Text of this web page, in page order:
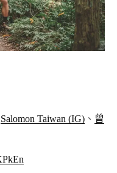
Salomon Taiwan (IG) 、 曾